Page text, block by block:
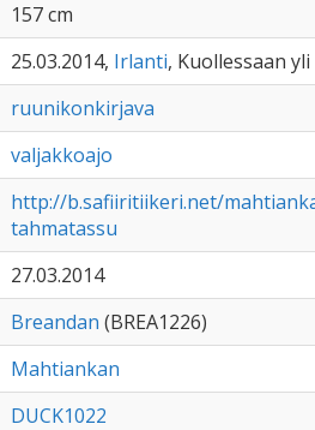
157 cm
25.03.2014, Irlanti, Kuollessaan yli
ruunikonkirjava
valjakkoajo
http://b.safiiritiikeri.net/
tahmatassu
27.03.2014
Breandan (BREA1226)
Mahtiankan
DUCK1022